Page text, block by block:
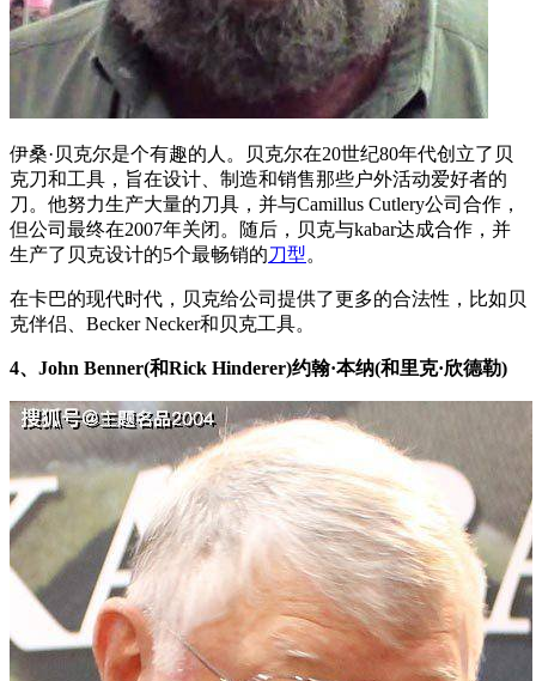
伊桑·贝克尔是个有趣的人。贝克尔在20世纪80年代创立了贝
克刀和工具，旨在设计、制造和销售那些户外活动爱好者的
刀。他努力生产大量的刀具，并与Camillus Cutlery公司合作，
但公司最终在2007年关闭。随后，贝克与kabar达成合作，并
生产了贝克设计的5个最畅销的刀型。
在卡巴的现代时代，贝克给公司提供了更多的合法性，比如贝
克伴侣、Becker Necker和贝克工具。
4、John Benner(和Rick Hinderer)约翰·本纳(和里克·欣德勒)